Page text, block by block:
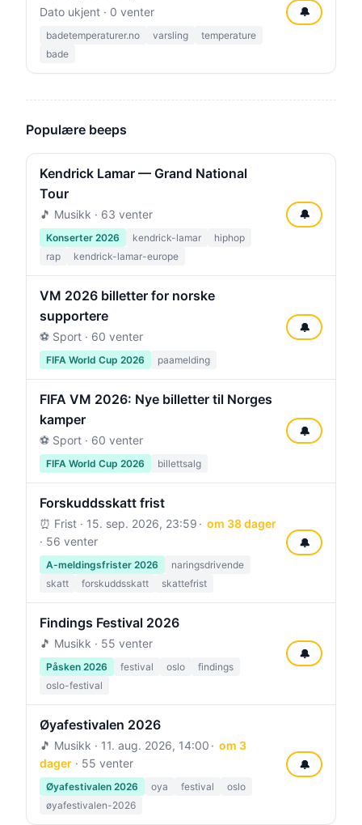
Dato ukjent · 0 venter
badetemperaturer.no varsling
temperature
bade
🔔
Populære beeps
Kendrick Lamar — Grand National
Tour
🎵 Musikk · 63 venter
Konserter 2026 kendrick-lamar
hiphop
rap
kendrick-lamar-europe
🔔
VM 2026 billetter for norske
supportere
⚽ Sport · 60 venter
FIFA World Cup 2026 paamelding
🔔
FIFA VM 2026: Nye billetter til Norges
kamper
⚽ Sport · 60 venter
FIFA World Cup 2026 billettsalg
🔔
Forskuddsskatt frist
⏰ Frist · 15. sep. 2026, 23:59
om 38 dager
· 56 venter
A-meldingsfrister 2026
naringsdrivende
skatt
forskuddsskatt skattefrist
🔔
Findings Festival 2026
🎵 Musikk · 55 venter
Påsken 2026 festival oslo
findings
oslo-festival
🔔
Øyafestivalen 2026
🎵 Musikk · 11. aug. 2026, 14:00
om 3
dager · 55 venter
Øyafestivalen 2026 oya festival
oslo
øyafestivalen-2026
🔔